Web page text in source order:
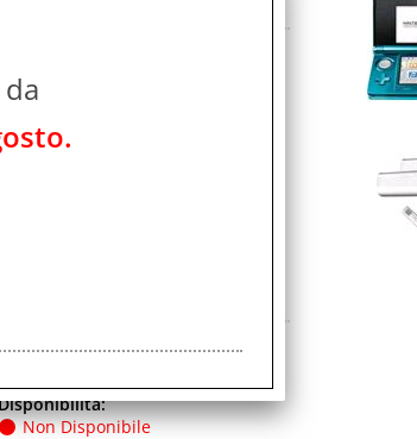
Non Disponibile
Non Disponibile